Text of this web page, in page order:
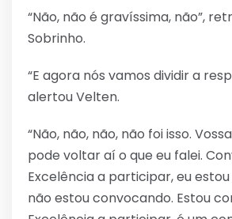
“Não, não é gravíssima, não”,
Sobrinho.
“E agora nós vamos dividir a
alertou Velten.
“Não, não, não, não foi isso.
pode voltar aí o que eu falei.
Excelência a participar, eu
não estou convocando. Estou